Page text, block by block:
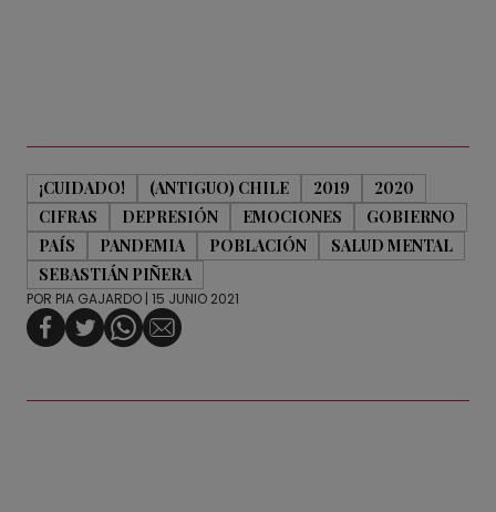
¡CUIDADO! (ANTIGUO) CHILE 2019
2020
CIFRAS
DEPRESIÓN EMOCIONES
GOBIERNO
PAÍS
PANDEMIA POBLACIÓN
SALUD MENTAL
SEBASTIÁN PIÑERA
POR PIA GAJARDO | 15 JUNIO 2021